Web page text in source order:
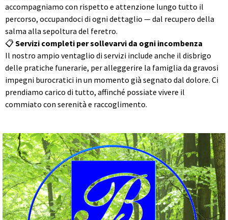
accompagniamo con rispetto e attenzione lungo tutto il
percorso, occupandoci di ogni dettaglio — dal recupero della
salma alla sepoltura del feretro.
📋Servizi completi per sollevarvi da ogni incombenza
Il nostro ampio ventaglio di servizi include anche il disbrigo
delle pratiche funerarie, per alleggerire la famiglia da gravosi
impegni burocratici in un momento già segnato dal dolore. Ci
prendiamo carico di tutto, affinché possiate vivere il
commiato con serenità e raccoglimento.